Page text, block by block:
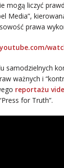
mogą liczyć
Media”,
prawa
samodzielnych
ważnych i
reportażu
for Truth”.